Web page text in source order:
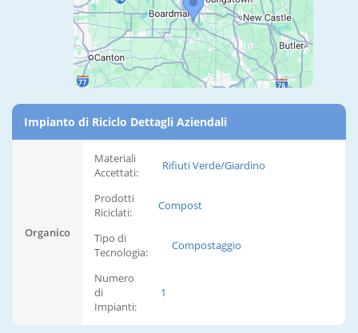
Impianto di Riciclo Dettagli Aziendali
Organico
Materiali
Accettati:
Rifiuti Verde/Giardino
Prodotti
Riciclati:
Compost
Tipo di
Tecnologia:
Compostaggio
Numero
di
Impianti:
1